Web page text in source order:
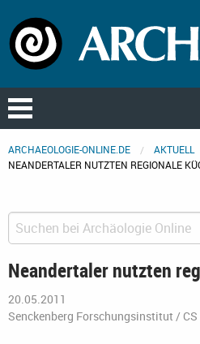
ARCHAEOLOGIE-ONLINE.DE AKTUELL
NEANDERTALER NUTZTEN REGIONALE
Neandertaler nutzten
20.05.2011
Senckenberg Forschungsinstitut / CS